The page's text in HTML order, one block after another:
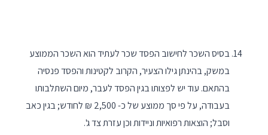
בסיס השכר לחישוב הפסד שכר לעתיד הוא השכר הממוצע
במשק, בהינתן גילו הצעיר, הקרוב לקטינות והפסד פנסיה
בהתאם. עוד יש לפצותו בגין הפסד לעבר, מיום השתלבותו
בעבודה, על פי סך ממוצע של כ- 2,500 ₪ לחודש; בגין כאב
וסבל; הוצאות רפואיות וניידות וכן עזרת צד ג'.